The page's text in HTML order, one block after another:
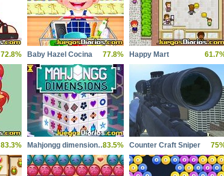
72.8% Baby Hazel Cocina 77.8% Happy Mart
83.3% Mahjongg dimensions 900 seconds83.5% Counter Craft Sniper